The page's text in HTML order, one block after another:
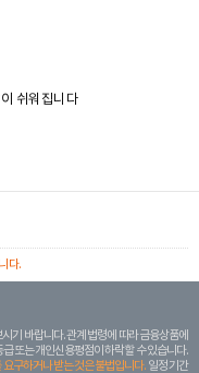
쉬워집니다
다.
기 바랍니다. 관계 법령에 따라 금융상품에
또는 개인신용평점이 하락할 수 있습니다.
구하거나 받는 것은 불법입니다. 일정 기간